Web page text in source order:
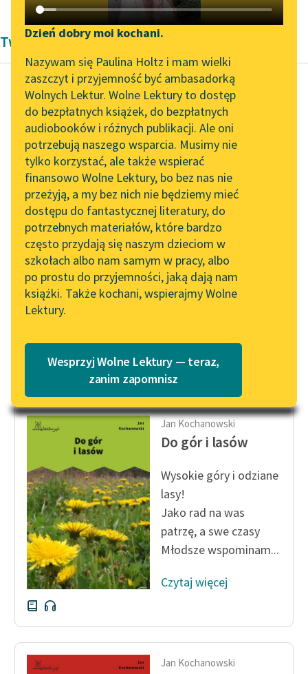
Katalog DAISY
Podkasty o książkach
Zgłoś brak utworu
Aktualności
„Prokurator Alicja Horn”
do słuchania
Byliśmy częścią AI Impact
Lab
Zapraszamy na spotkanie
online z tłumaczkami
literatury skandynawskiej
Spotkanie z Katarzyną
Tunkiel w Oslo
102. lata temu zmarł
Joseph Conrad
Lektury szkolne i klasyka
literatury do słuchania dla
uczennic i uczniów z
niepełnosprawnościami
E-kolekcja lektur
szkolnych i literatury do
słuchania dla uczennic i
uczniów z
niepełnosprawnościami
Feministyczne inspiracje.
Popularyzacja
skandynawskiej literatury
feministycznej
Ręce pełne poezji
Kolekcje edukacyjne
twórców przechodzących
Narzędzia
Mapa Wolnych Lektur
Leśmianator
Przewodnik dla piszących i
czytających
API
OAI-PMH
Widget Wolnych Lektur
Przypisy
Katalog w formacie PDF
Dzień dobry moi kochani.
Nazywam się Paulina Holtz i mam wielki
zaszczyt i przyjemność być ambasadorką
Wolnych Lektur. Wolne Lektury to dostęp
do bezpłatnych książek, do bezpłatnych
audiobooków i różnych publikacji. Ale oni
potrzebują naszego wsparcia. Musimy nie
tylko korzystać, ale także wspierać
finansowo Wolne Lektury, bo bez nas nie
przeżyją, a my bez nich nie będziemy mieć
dostępu do fantastycznej literatury, do
potrzebnych materiałów, które bardzo
często przydają się naszym dzieciom w
szkołach albo nam samym w pracy, albo
po prostu do przyjemności, jaką dają nam
książki. Także kochani, wspierajmy Wolne
Lektury.
Wesprzyj Wolne Lektury — teraz,
zanim zapomnisz
Twórczość Jan Kochanowski
Jan Kochanowski
Do dziewki (Nie
uciekaj przede
mną, dziewko
urodziwa...)
Nie uciekaj przede
mną, dziewko
urodziwa,
Z twoją rumianą
twarzą moja broda
Czytaj więcej
Jan Kochanowski
Do gór i lasów
Wysokie góry i odziane
lasy!
Jako rad na was
patrzę, a swe czasy
Młodsze wspominam...
Czytaj więcej
Jan Kochanowski